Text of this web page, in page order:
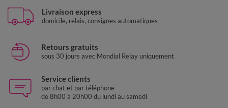
Livraison express
domicile, relais, consignes automatiques
Retours gratuits
sous 30 jours avec Mondial Relay uniquement
Service clients
par chat et par téléphone
de 8h00 à 20h00 du lundi au samedi